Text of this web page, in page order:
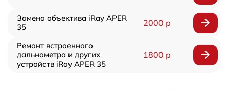
Замена объектива iRay APER
35
2000 р
Ремонт встроенного
дальнометра и других
устройств iRay APER 35
1800 р